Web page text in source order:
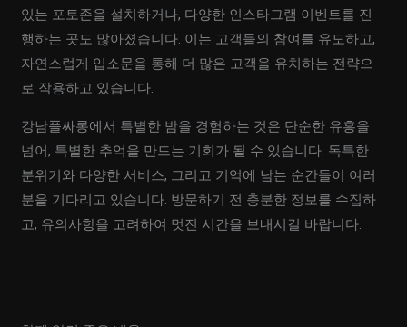
있는 포토존을 설치하거나, 다양한 인스타그램 이벤트를 진
행하는 곳도 많아졌습니다. 이는 고객들의 참여를 유도하고,
자연스럽게 입소문을 통해 더 많은 고객을 유치하는 전략으
로 작용하고 있습니다.
강남풀싸롱에서 특별한 밤을 경험하는 것은 단순한 유흥을
넘어, 특별한 추억을 만드는 기회가 될 수 있습니다. 독특한
분위기와 다양한 서비스, 그리고 기억에 남는 순간들이 여러
분을 기다리고 있습니다. 방문하기 전 충분한 정보를 수집하
고, 유의사항을 고려하여 멋진 시간을 보내시길 바랍니다.